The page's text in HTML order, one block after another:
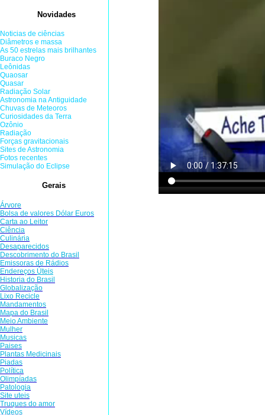
Novidades
Noticias de ciências
Diâmetros e massa
As 50 estrelas mais brilhantes
Buraco Negro
Leônidas
Quaosar
Quasar
Radiação Solar
Astronomia na Antiguidade
Chuvas de Meteoros
Curiosidades da Terra
Ozônio
Radiação
Forças gravitacionais
Sites de Astronomia
Fotos recentes
Simulação do Eclipse
Gerais
Árvore
Bolsa de valores Dólar Euros
Carta ao Leitor
Ciência
Culinária
Desaparecidos
Descobrimento do Brasil
Emissoras de Rádios
Endereços Úteis
Historia do Brasil
Globalização
Lixo Recicle
Mandamentos
Mapa do Brasil
Meio Ambiente
Mulher
Musicas
Paises
Plantas Medicinais
Piadas
Política
Olimpíadas
Patologia
Site uteis
Truques do amor
Vídeos